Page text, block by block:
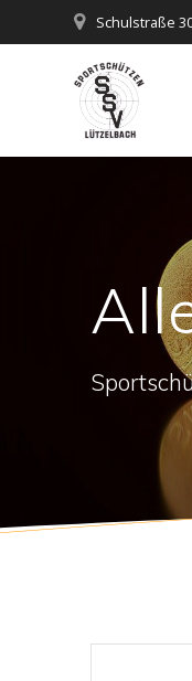
Inhalt
Schulstraße